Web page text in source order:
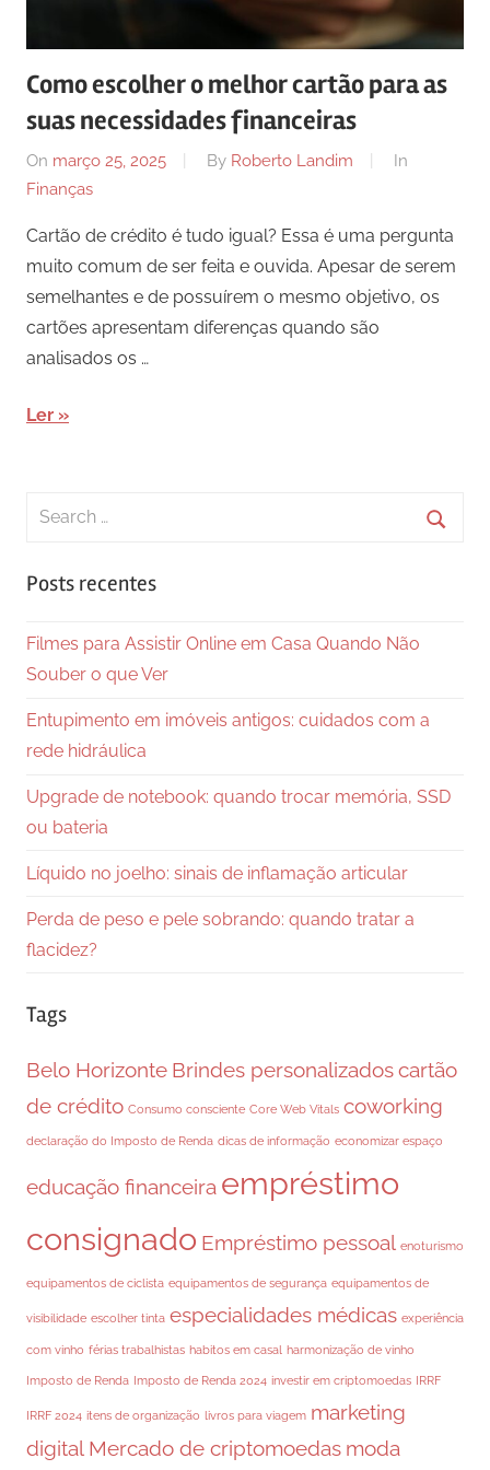
Como escolher o melhor cartão para as
suas necessidades financeiras
On março 25, 2025 By Roberto Landim
In
Finanças
Cartão de crédito é tudo igual? Essa é uma pergunta
muito comum de ser feita e ouvida. Apesar de serem
semelhantes e de possuírem o mesmo objetivo, os
cartões apresentam diferenças quando são
analisados os …
Ler
Search
Posts recentes
Filmes para Assistir Online em Casa Quando Não
Souber o que Ver
Entupimento em imóveis antigos: cuidados com a
rede hidráulica
Upgrade de notebook: quando trocar memória, SSD
ou bateria
Líquido no joelho: sinais de inflamação articular
Perda de peso e pele sobrando: quando tratar a
flacidez?
Tags
Belo Horizonte Brindes personalizadoscartão
de crédito Consumo consciente Core Web Vitals coworking
declaração do Imposto de Renda dicas de informação economizar espaço
educação financeira empréstimo
consignado Empréstimo pessoal enoturismo
equipamentos de ciclista equipamentos de segurança equipamentos de
visibilidade escolher tinta especialidades médicas experiência
com vinho férias trabalhistas habitos em casal harmonização de vinho
Imposto de Renda Imposto de Renda 2024 investir em criptomoedas IRRF
IRRF 2024 itens de organização livros para viagem marketing
digital Mercado de criptomoedas moda